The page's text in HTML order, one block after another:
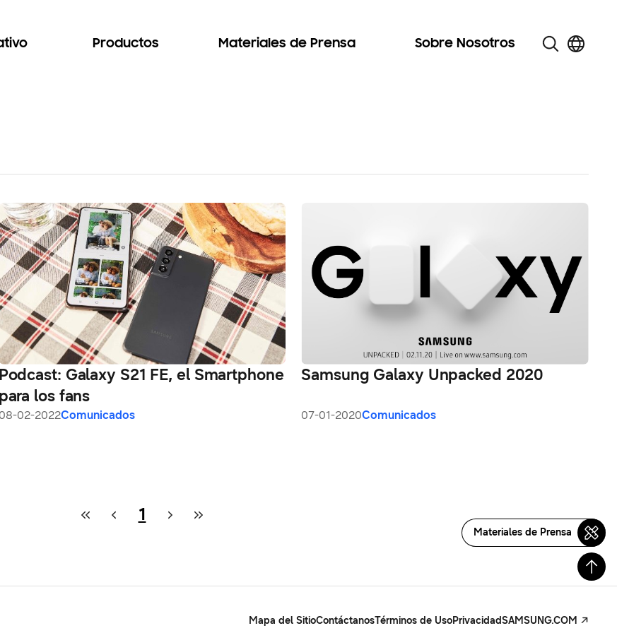
Productos Materiales de Prensa Sobre Nosotros
Podcast: Galaxy S21 FE, el Smartphone
para los fans
08-02-2022Comunicados
Samsung Galaxy Unpacked 2020
07-01-2020Comunicados
1
Materiales de Prensa
Mapa del SitioContáctanosTérminos de UsoPrivacidadSAMSUNG.COM